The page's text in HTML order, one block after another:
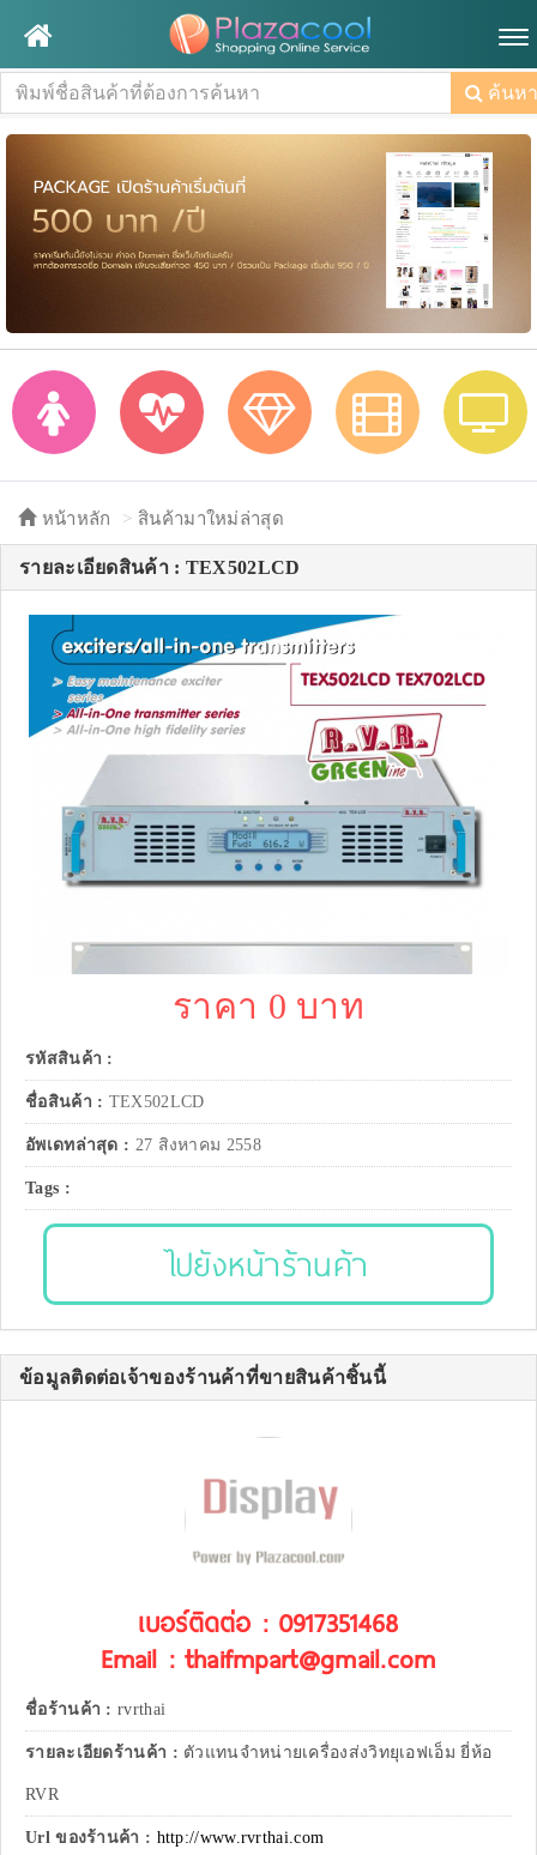
ค้นหา
หน้าหลัก สินค้ามาใหม่ล่าสุด
รายละเอียดสินค้า : TEX502LCD
ราคา 0 บาท
รหัสสินค้า :
ชื่อสินค้า : TEX502LCD
อัพเดทล่าสุด : 27 สิงหาคม 2558
Tags :
ไปยังหน้าร้านค้า
ข้อมูลติดต่อเจ้าของร้านค้าที่ขายสินค้าชิ้นนี้
เบอร์ติดต่อ : 0917351468
Email : thaifmpart@gmail.com
ชื่อร้านค้า : rvrthai
รายละเอียดร้านค้า : ตัวแทนจำหน่ายเครื่องส่งวิทยุเอฟเอ็ม ยี่ห้อ
RVR
Url ของร้านค้า : http://www.rvrthai.com